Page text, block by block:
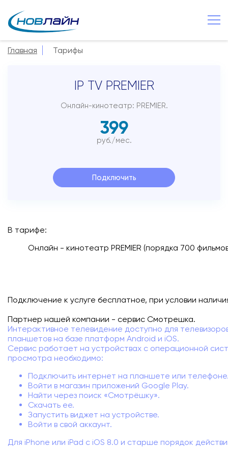
Малая Вишера
Зона охвата
Подключиться
Главная Тарифы
IP TV PREMIER
Онлайн-кинотеатр: PREMIER.
399
руб./мес.
Подключить
В тарифе:
Онлайн - кинотеатр PREMIER (порядка 700
Подключение к услуге бесплатное, при условии
Партнер нашей компании - сервис Смотрешка.
Интерактивное телевидение доступно для
планшетов на базе платформ Android и iOS.
Сервис работает на устройствах с операционной
просмотра необходимо:
Подключить интернет на планшете или
Войти в магазин приложений Google Play.
Найти через поиск «Смотрёшку».
Скачать ее.
Запустить виджет на устройстве.
Войти в свой аккаунт.
Для iPhone или iPad с iOS 8.0 и старше порядок